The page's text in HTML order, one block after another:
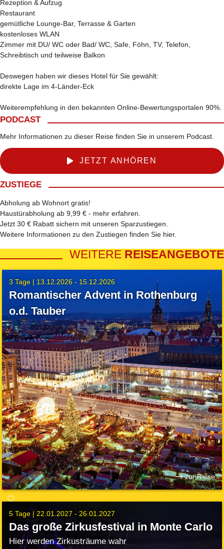
Rezeption & Aufzug
Restaurant
gemütliche Lounge-Bar, Terrasse & Garten
kostenloses WLAN
Zimmer mit DU/ WC oder Bad/ WC, Safe, Föhn, TV, Telefon,
Schreibtisch und teilweise Balkon
Deswegen haben wir dieses Hotel für Sie gewählt:
direkte Lage im 4-Länder-Eck
Weiterempfehlung in den bekannten Online-Bewertungsportalen 90%.
PODCAST
Mehr Informationen zu dieser Reise finden Sie in unserem Podcast.
JETZT ANHÖREN
ZUSTIEGE
Abholung ab Wohnort gratis!
Haustürabholung ab 9,99 € - mehr erfahren
Jetzt 30 € Rabatt sichern mit unseren Sparzustiegen
Weitere Informationen zu den Zustiegen finden Sie hier.
WEITERE REISEANGEBOTE
3 Tage | 13.12.2026 - 15.12.2026
Romantischer Advent in Rothenburg
o.d. Tauber
zur Reise
5 Tage |22.01.2027 - 26.01.2027
Das große Zirkusfestival in Monte Carlo
Hier werden Zirkusträume wahr